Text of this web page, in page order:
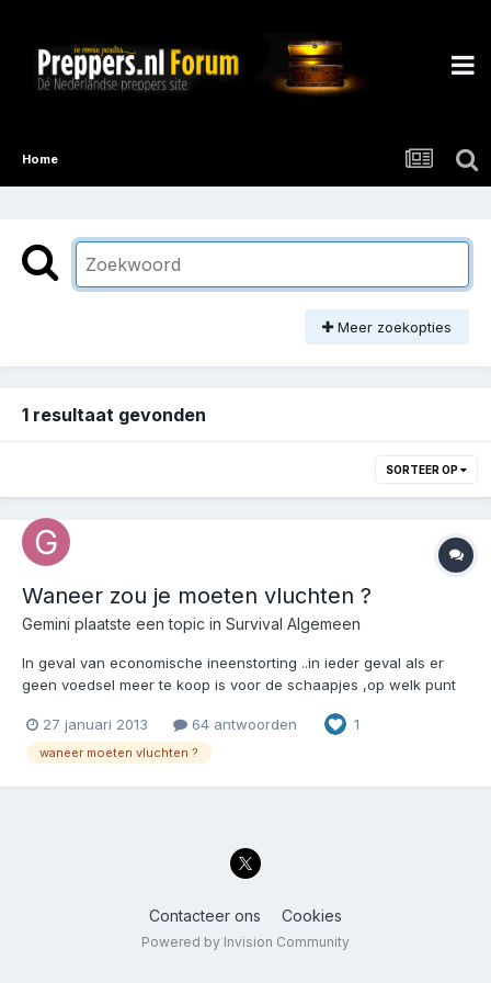
Home
Meer zoekopties
1 resultaat gevonden
SORTEER OP
Waneer zou je moeten vluchten ?
Gemini plaatste een topic in Survival Algemeen
In geval van economische ineenstorting ..in ieder geval als er
geen voedsel meer te koop is voor de schaapjes ,op welk punt
Buggen dan vertrekken,met medeneming van de resterende
voorraden en zoveel mogelijk van mijn geliefden als de...
27 januari 2013 64 antwoorden 1
waneer moeten vluchten ?
Contacteer ons Cookies
Powered by Invision Community